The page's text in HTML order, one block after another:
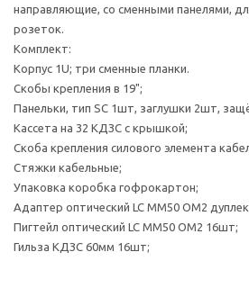
направляющие, со сменными панелями,
розеток.
Комплект:
Корпус 1U; три сменные планки.
Скобы крепления в 19";
Панельки, тип SC 1шт, заглушки 2шт,
Кассета на 32 КДЗС с крышкой;
Скоба крепления силового элемента
Стяжки кабельные;
Упаковка коробка гофрокартон;
Адаптер оптический LC MM50 OM2
Пигтейл оптический LC MM50 OM2 16шт;
Гильза КДЗС 60мм 16шт;